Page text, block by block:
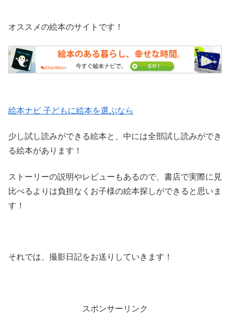
オススメの絵本のサイトです！
絵本ナビ 子どもに絵本を選ぶなら
少し試し読みができる絵本と、中には全部試し読みができ
る絵本があります！
ストーリーの説明やレビューもあるので、書店で実際に見
比べるよりは負担なくお子様の絵本探しができると思いま
す！
それでは、撮影日記をお送りしていきます！
スポンサーリンク